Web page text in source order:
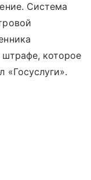
Система
которое
«Госуслуги».